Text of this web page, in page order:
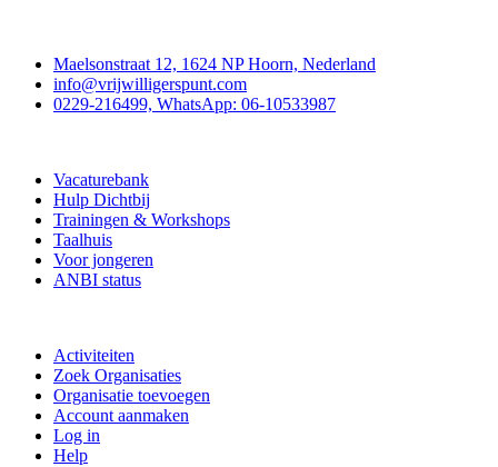
Maelsonstraat 12, 1624 NP Hoorn, Nederland
info@vrijwilligerspunt.com
0229-216499, WhatsApp: 06-10533987
Vacaturebank
Hulp Dichtbij
Trainingen & Workshops
Taalhuis
Voor jongeren
ANBI status
Activiteiten
Zoek Organisaties
Organisatie toevoegen
Account aanmaken
Log in
Help